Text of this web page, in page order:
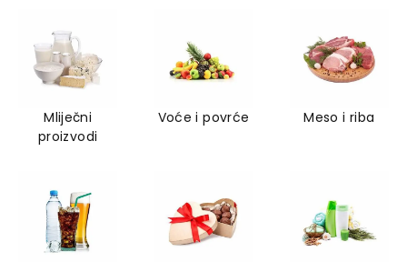
Mliječni
proizvodi
Voće i povrće Meso i riba